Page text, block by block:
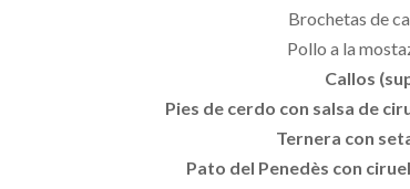
Brochetas de
Pollo a la
Callos
Pies de cerdo con salsa de
Ternera con
Pato del Penedès con